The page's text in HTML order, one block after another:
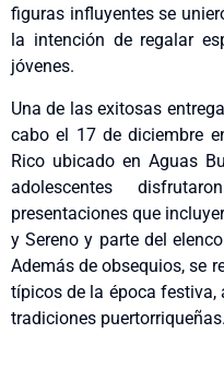
figuras influyentes se
la intención de regalar
jóvenes.
Una de las exitosas
cabo el 17 de diciembre
Rico ubicado en Aguas
adolescentes
presentaciones que
y Sereno y parte del
Además de obsequios, se
típicos de la época
tradiciones puertorriqueñas.